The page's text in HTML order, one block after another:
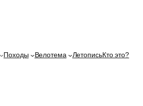
Походы Велотема ЛетописьКто это?